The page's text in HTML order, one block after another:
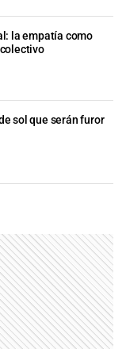
la empatía como
sol que serán furor